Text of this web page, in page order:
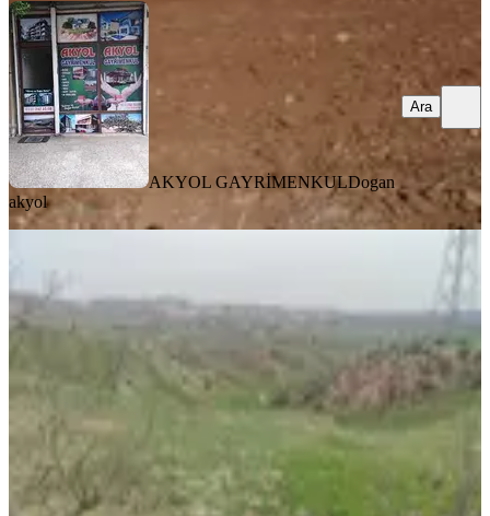
AKYOL GAYRİMENKULDogan
akyol
Ara
Gaziantep, Şahinbey
11115 m²
·15.05.2026
EZGİ EMLAK-AKPINAR İNŞAATADEM AKPINAR